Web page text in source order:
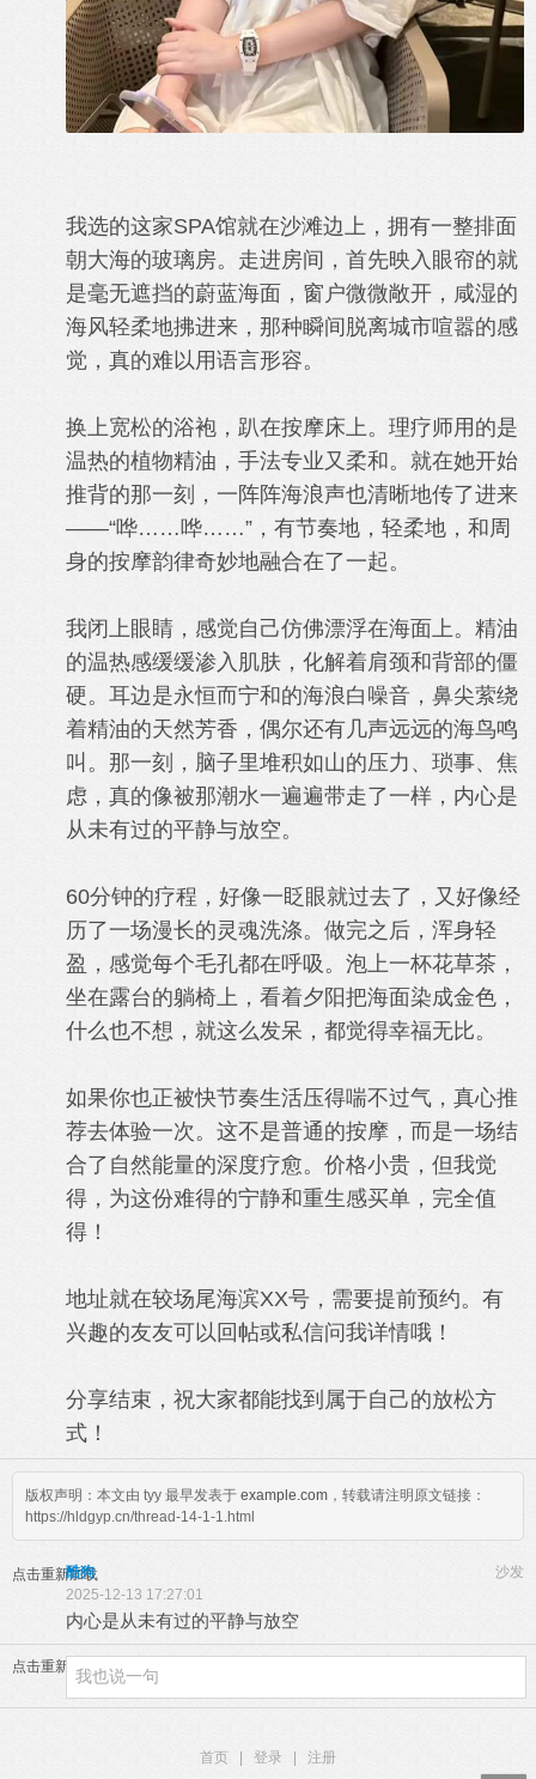
我选的这家SPA馆就在沙滩边上，拥有一整排面
朝大海的玻璃房。走进房间，首先映入眼帘的就
是毫无遮挡的蔚蓝海面，窗户微微敞开，咸湿的
海风轻柔地拂进来，那种瞬间脱离城市喧嚣的感
觉，真的难以用语言形容。
换上宽松的浴袍，趴在按摩床上。理疗师用的是
温热的植物精油，手法专业又柔和。就在她开始
推背的那一刻，一阵阵海浪声也清晰地传了进来
——“哗……哗……”，有节奏地，轻柔地，和周
身的按摩韵律奇妙地融合在了一起。
我闭上眼睛，感觉自己仿佛漂浮在海面上。精油
的温热感缓缓渗入肌肤，化解着肩颈和背部的僵
硬。耳边是永恒而宁和的海浪白噪音，鼻尖萦绕
着精油的天然芳香，偶尔还有几声远远的海鸟鸣
叫。那一刻，脑子里堆积如山的压力、琐事、焦
虑，真的像被那潮水一遍遍带走了一样，内心是
从未有过的平静与放空。
60分钟的疗程，好像一眨眼就过去了，又好像经
历了一场漫长的灵魂洗涤。做完之后，浑身轻
盈，感觉每个毛孔都在呼吸。泡上一杯花草茶，
坐在露台的躺椅上，看着夕阳把海面染成金色，
什么也不想，就这么发呆，都觉得幸福无比。
如果你也正被快节奏生活压得喘不过气，真心推
荐去体验一次。这不是普通的按摩，而是一场结
合了自然能量的深度疗愈。价格小贵，但我觉
得，为这份难得的宁静和重生感买单，完全值
得！
地址就在较场尾海滨XX号，需要提前预约。有
兴趣的友友可以回帖或私信问我详情哦！
分享结束，祝大家都能找到属于自己的放松方
式！
版权声明：本文由 tyy 最早发表于 example.com ，转载请注明原文链接：
https://hldgyp.cn/thread-14-1-1.html
点击重新加载 沙发
酷狗
2025-12-13 17:27:01
内心是从未有过的平静与放空
点击重新加载
首页 登录
注册